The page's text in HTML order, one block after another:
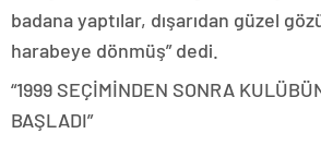
badana yaptılar, dışarıdan güzel
harabeye dönmüş” dedi.
“1999 SEÇİMİNDEN SONRA
BAŞLADI”